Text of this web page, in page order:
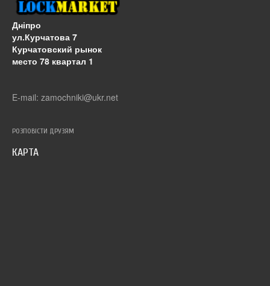
Дніпро
ул.Курчатова 7
Курчатовский рынок
место 78 квартал 1
E-mail: zamochniki@ukr.net
РОЗПОВІСТИ ДРУЗЯМ
КАРТА